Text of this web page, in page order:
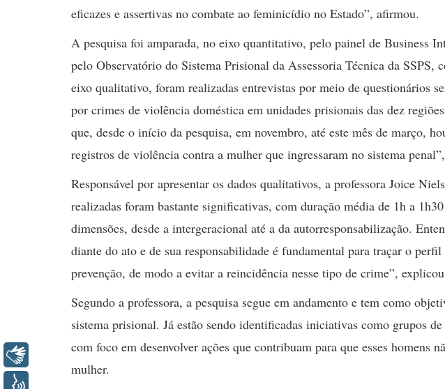
eficazes e assertivas no combate ao feminicídio no Estado”, afirmou.
A pesquisa foi amparada, no eixo quantitativo, pelo painel de Business
pelo Observatório do Sistema Prisional da Assessoria Técnica da
eixo qualitativo, foram realizadas entrevistas por meio de questionários
por crimes de violência doméstica em unidades prisionais das dez
que, desde o início da pesquisa, em novembro, até este mês de março,
registros de violência contra a mulher que ingressaram no sistema
Responsável por apresentar os dados qualitativos, a professora Joice
realizadas foram bastante significativas, com duração média de 1h a
dimensões, desde a intergeracional até a da autorresponsabilização.
diante do ato e de sua responsabilidade é fundamental para traçar o
prevenção, de modo a evitar a reincidência nesse tipo de crime”,
Segundo a professora, a pesquisa segue em andamento e tem como
sistema prisional. Já estão sendo identificadas iniciativas como grupos
com foco em desenvolver ações que contribuam para que esses homens
mulher.
Libras